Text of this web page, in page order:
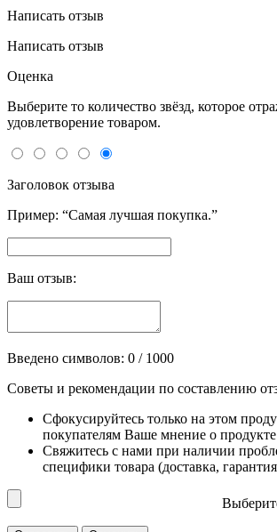
Написать отзыв
Написать отзыв
Оценка
Выберите то количество звёзд, которое
удовлетворение товаром.
Заголовок отзыва
Пример: “Самая лучшая покупка.”
Ваш отзыв:
Введено символов: 0 / 1000
Советы и рекомендации по составлению
Сфокусируйтесь только на этом
покупателям Ваше мнение о продукте
Свяжитесь с нами при наличии
специфики товара (доставка,